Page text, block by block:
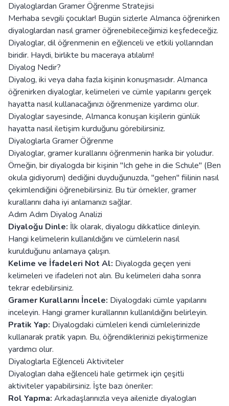
Diyaloglardan Gramer Öğrenme Stratejisi
Merhaba sevgili çocuklar! Bugün sizlerle Almanca öğrenirken
diyaloglardan nasıl gramer öğrenebileceğimizi keşfedeceğiz.
Diyaloglar, dil öğrenmenin en eğlenceli ve etkili yollarından
biridir. Haydi, birlikte bu maceraya atılalım!
Diyalog Nedir?
Diyalog, iki veya daha fazla kişinin konuşmasıdır. Almanca
öğrenirken diyaloglar, kelimeleri ve cümle yapılarını gerçek
hayatta nasıl kullanacağınızı öğrenmenize yardımcı olur.
Diyaloglar sayesinde, Almanca konuşan kişilerin günlük
hayatta nasıl iletişim kurduğunu görebilirsiniz.
Diyaloglarla Gramer Öğrenme
Diyaloglar, gramer kurallarını öğrenmenin harika bir yoludur.
Örneğin, bir diyalogda bir kişinin "Ich gehe in die Schule" (Ben
okula gidiyorum) dediğini duyduğunuzda, "gehen" fiilinin nasıl
çekimlendiğini öğrenebilirsiniz. Bu tür örnekler, gramer
kurallarını daha iyi anlamanızı sağlar.
Adım Adım Diyalog Analizi
Diyaloğu Dinle: İlk olarak, diyalogu dikkatlice dinleyin.
Hangi kelimelerin kullanıldığını ve cümlelerin nasıl
kurulduğunu anlamaya çalışın.
Kelime ve İfadeleri Not Al: Diyalogda geçen yeni
kelimeleri ve ifadeleri not alın. Bu kelimeleri daha sonra
tekrar edebilirsiniz.
Gramer Kurallarını İncele: Diyalogdaki cümle yapılarını
inceleyin. Hangi gramer kurallarının kullanıldığını belirleyin.
Pratik Yap: Diyalogdaki cümleleri kendi cümlelerinizde
kullanarak pratik yapın. Bu, öğrendiklerinizi pekiştirmenize
yardımcı olur.
Diyaloglarla Eğlenceli Aktiviteler
Diyalogları daha eğlenceli hale getirmek için çeşitli
aktiviteler yapabilirsiniz. İşte bazı öneriler:
Rol Yapma: Arkadaşlarınızla veya ailenizle diyalogları